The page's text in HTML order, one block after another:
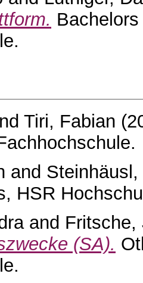
Tiri, Fabian
and
HSR
and Fritsche,
(SA).